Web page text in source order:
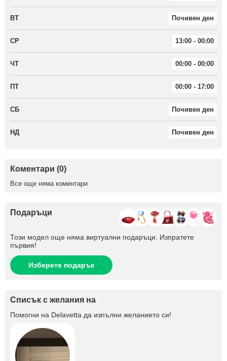
ВТ Почивен ден
СР 13:00 - 00:00
ЧТ 00:00 - 00:00
ПТ 00:00 - 17:00
СБ Почивен ден
НД Почивен ден
Коментари (0)
Все още няма коментари
Подаръци
Този модел още няма виртуални подаръци. Изпратете
първия!
Изберете подарък
Списък с желания на
Помогни на Delavetta да изпълни желанието си!